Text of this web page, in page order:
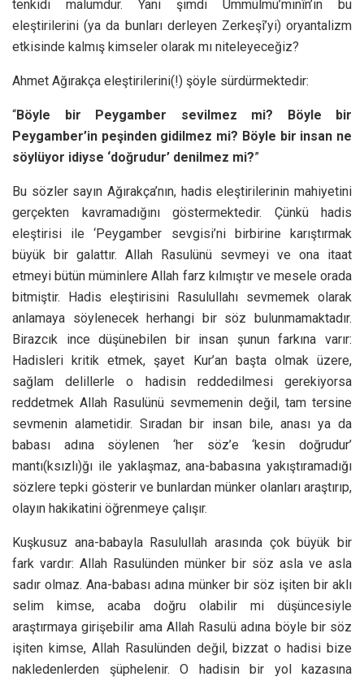
tenkidi malumdur. Yani şimdi Ümmülmü’minîn’in bu
eleştirilerini (ya da bunları derleyen Zerkeşî’yi) oryantalizm
etkisinde kalmış kimseler olarak mı niteleyeceğiz?
Ahmet Ağırakça eleştirilerini(!) şöyle sürdürmektedir:
“Böyle bir Peygamber sevilmez mi? Böyle bir
Peygamber’in peşinden gidilmez mi? Böyle bir insan ne
söylüyor idiyse ‘doğrudur’ denilmez mi?”
Bu sözler sayın Ağırakça’nın, hadis eleştirilerinin mahiyetini
gerçekten kavramadığını göstermektedir. Çünkü hadis
eleştirisi ile ‘Peygamber sevgisi’ni birbirine karıştırmak
büyük bir galattır. Allah Rasulünü sevmeyi ve ona itaat
etmeyi bütün müminlere Allah farz kılmıştır ve mesele orada
bitmiştir. Hadis eleştirisini Rasulullahı sevmemek olarak
anlamaya söylenecek herhangi bir söz bulunmamaktadır.
Birazcık ince düşünebilen bir insan şunun farkına varır:
Hadisleri kritik etmek, şayet Kur’an başta olmak üzere,
sağlam delillerle o hadisin reddedilmesi gerekiyorsa
reddetmek Allah Rasulünü sevmemenin değil, tam tersine
sevmenin alametidir. Sıradan bir insan bile, anası ya da
babası adına söylenen ‘her söz’e ‘kesin doğrudur’
mantı(ksızlı)ğı ile yaklaşmaz, ana-babasına yakıştıramadığı
sözlere tepki gösterir ve bunlardan münker olanları araştırıp,
olayın hakikatini öğrenmeye çalışır.
Kuşkusuz ana-babayla Rasulullah arasında çok büyük bir
fark vardır: Allah Rasulünden münker bir söz asla ve asla
sadır olmaz. Ana-babası adına münker bir söz işiten bir aklı
selim kimse, acaba doğru olabilir mi düşüncesiyle
araştırmaya girişebilir ama Allah Rasulü adına böyle bir söz
işiten kimse, Allah Rasulünden değil, bizzat o hadisi bize
nakledenlerden şüphelenir. O hadisin bir yol kazasına